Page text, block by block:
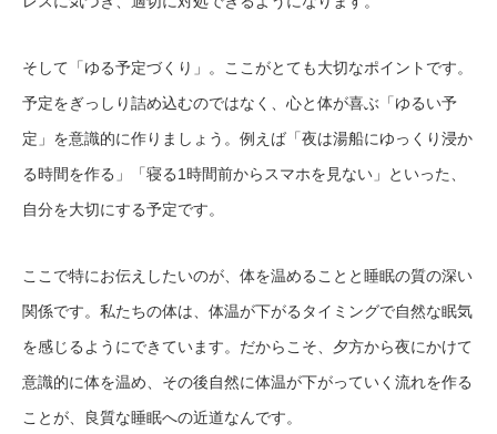
そして「ゆる予定づくり」。ここがとても大切なポイントです。
予定をぎっしり詰め込むのではなく、心と体が喜ぶ「ゆるい予
定」を意識的に作りましょう。例えば「夜は湯船にゆっくり浸か
る時間を作る」「寝る1時間前からスマホを見ない」といった、
自分を大切にする予定です。
ここで特にお伝えしたいのが、体を温めることと睡眠の質の深い
関係です。私たちの体は、体温が下がるタイミングで自然な眠気
を感じるようにできています。だからこそ、夕方から夜にかけて
意識的に体を温め、その後自然に体温が下がっていく流れを作る
ことが、良質な睡眠への近道なんです。